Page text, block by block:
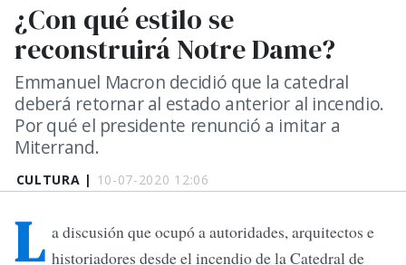
CULTURA | 10-07-2020 12:06
¿Con qué estilo se
reconstruirá Notre Dame?
Emmanuel Macron decidió que la catedral
deberá retornar al estado anterior al incendio.
Por qué el presidente renunció a imitar a
Miterrand.
L a discusión que ocupó a autoridades, arquitectos e
historiadores desde el incendio de la Catedral de